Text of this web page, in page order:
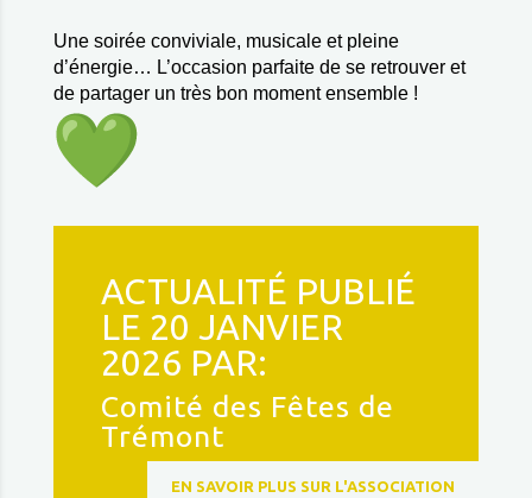
Une soirée conviviale, musicale et pleine
d’énergie… L’occasion parfaite de se retrouver et
de partager un très bon moment ensemble !
ACTUALITÉ PUBLIÉ
LE 20 JANVIER
2026 PAR:
Comité des Fêtes de
Trémont
EN SAVOIR PLUS SUR L'ASSOCIATION